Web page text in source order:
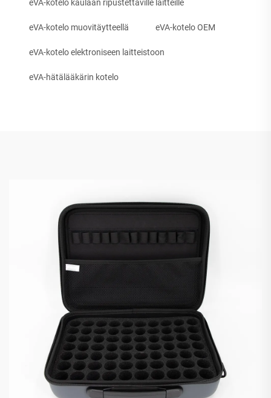
eVA-kotelo kaulaan ripustettaville laitteille
eVA-kotelo muovitäytteellä eVA-kotelo OEM
eVA-kotelo elektroniseen laitteistoon
eVA-hätälääkärin kotelo